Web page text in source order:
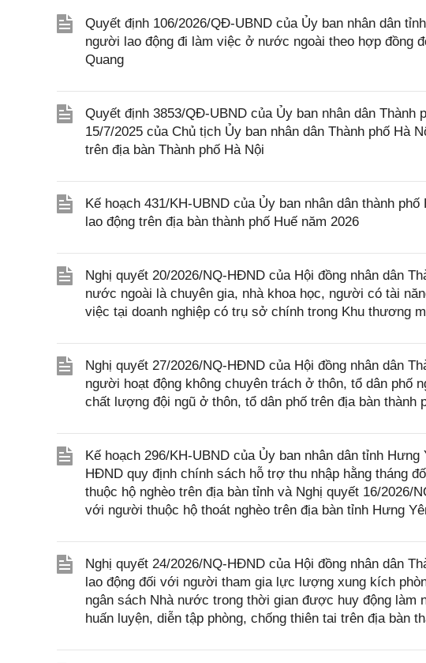
Quyết định 106/2026/QĐ-UBND của Ủy ban nhân dân
người lao động đi làm việc ở nước ngoài theo hợp đồng
Quang
Quyết định 3853/QĐ-UBND của Ủy ban nhân dân
15/7/2025 của Chủ tịch Ủy ban nhân dân Thành phố Hà
trên địa bàn Thành phố Hà Nội
Kế hoạch 431/KH-UBND của Ủy ban nhân dân thành
lao động trên địa bàn thành phố Huế năm 2026
Nghị quyết 20/2026/NQ-HĐND của Hội đồng nhân dân
nước ngoài là chuyên gia, nhà khoa học, người có tài
việc tại doanh nghiệp có trụ sở chính trong Khu thương
Nghị quyết 27/2026/NQ-HĐND của Hội đồng nhân dân
người hoạt động không chuyên trách ở thôn, tổ dân phố
chất lượng đội ngũ ở thôn, tổ dân phố trên địa bàn thành
Kế hoạch 296/KH-UBND của Ủy ban nhân dân tỉnh
HĐND quy định chính sách hỗ trợ thu nhập hằng tháng
thuộc hộ nghèo trên địa bàn tỉnh và Nghị quyết 16/
với người thuộc hộ thoát nghèo trên địa bàn tỉnh Hưng
Nghị quyết 24/2026/NQ-HĐND của Hội đồng nhân dân
lao động đối với người tham gia lực lượng xung kích
ngân sách Nhà nước trong thời gian được huy động làm
huấn luyện, diễn tập phòng, chống thiên tai trên địa bàn